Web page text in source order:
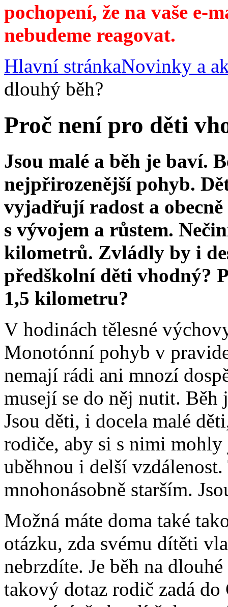
pochopení, že na vaše e-
nebudeme reagovat.
Hlavní stránkaNovinky a
dlouhý běh?
Proč není pro děti
Jsou malé a běh je baví.
nejpřirozenější pohyb.
vyjadřují radost a
s vývojem a růstem.
kilometrů. Zvládly by i
předškolní děti vhodný?
1,5 kilometru?
V hodinách tělesné
Monotónní pohyb v
nemají rádi ani mnozí
musejí se do něj nutit. Běh
Jsou děti, i docela malé
rodiče, aby si s nimi
uběhnou i delší
mnohonásobně starším.
Možná máte doma také
otázku, zda svému dítěti
nebrzdíte. Je běh na
takový dotaz rodič zadá